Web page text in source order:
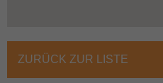
ZURÜCK ZUR LISTE